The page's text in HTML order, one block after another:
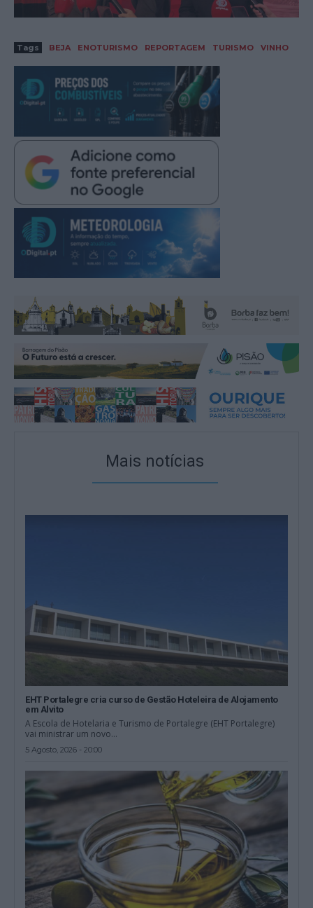
Tags BEJA ENOTURISMO REPORTAGEM TURISMO VINHO
Mais notícias
EHT Portalegre cria curso de Gestão Hoteleira de Alojamento
em Alvito
A Escola de Hotelaria e Turismo de Portalegre (EHT Portalegre)
vai ministrar um novo...
5 Agosto, 2026 - 20:00